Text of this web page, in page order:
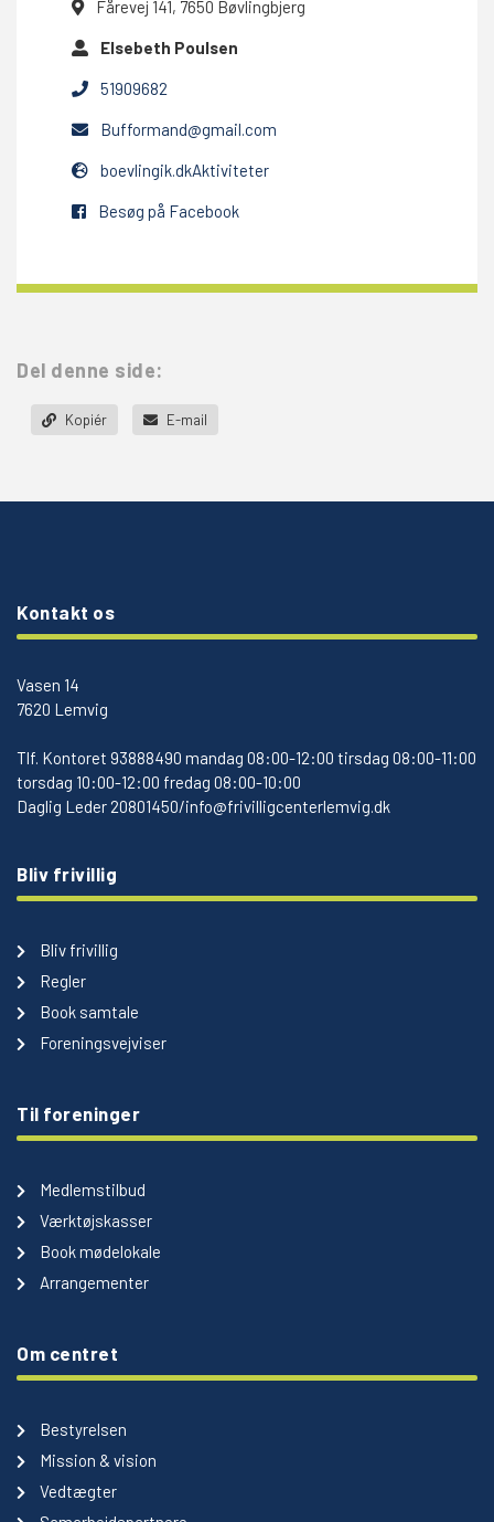
Fårevej 141, 7650 Bøvlingbjerg
Elsebeth Poulsen
51909682
Bufformand@gmail.com
boevlingik.dkAktiviteter
Besøg på Facebook
Del denne side:
Kopiér E-mail
Kontakt os
Vasen 14
7620 Lemvig
Tlf. Kontoret 93888490 mandag 08:00-12:00 tirsdag 08:00-11:00
torsdag 10:00-12:00 fredag 08:00-10:00
Daglig Leder 20801450/info@frivilligcenterlemvig.dk
Bliv frivillig
Bliv frivillig
Regler
Book samtale
Foreningsvejviser
Til foreninger
Medlemstilbud
Værktøjskasser
Book mødelokale
Arrangementer
Om centret
Bestyrelsen
Mission & vision
Vedtægter